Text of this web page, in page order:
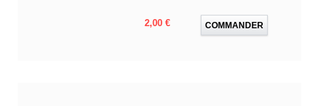
Prix
2,00 € COMMANDER